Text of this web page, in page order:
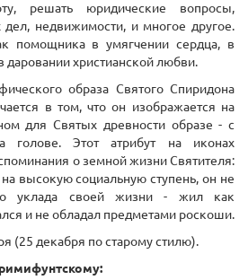
решать юридические вопросы,
недвижимости, и многое другое.
помощника в умягчении сердца, в
даровании христианской любви.
образа Святого Спиридона
в том, что он изображается на
для Святых древности образе - с
голове. Этот атрибут на иконах
о земной жизни Святителя:
высокую социальную ступень, он не
уклада своей жизни - жил как
и не обладал предметами роскоши.
(25 декабря по старому стилю).